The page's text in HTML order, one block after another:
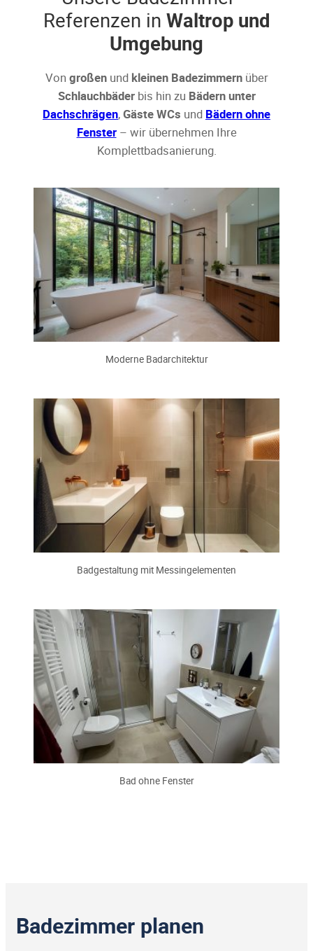
Referenzen in Waltrop und
Umgebung
Von großenund kleinen Badezimmernüber
Schlauchbäderbis hin zu Bädern unter
Dachschrägen,Gäste WCs und Bädern ohne
Fenster– wir übernehmen Ihre
Komplettbadsanierung.
Moderne Badarchitektur
Badgestaltung mit Messingelementen
Bad ohne Fenster
Badezimmer planen